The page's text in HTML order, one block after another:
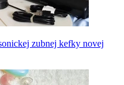
zubnej kefky novej